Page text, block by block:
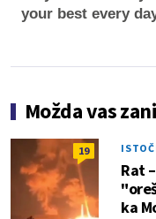
your best every
Možda vas
19
Rat
ka